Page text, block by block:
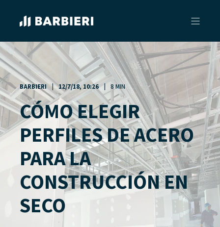
BARBIERI 12/7/18, 10:26 8 MIN
CÓMO ELEGIR
PERFILES DE ACERO
PARA LA
CONSTRUCCIÓN EN
SECO